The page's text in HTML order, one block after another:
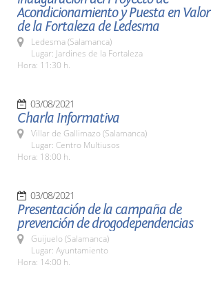
Acondicionamiento y Puesta en Valor
de la Fortaleza de Ledesma
Ledesma (Salamanca)
Lugar: Jardines de la Fortaleza
Hora: 11:30 h.
03/08/2021
Charla Informativa
Villar de Gallimazo (Salamanca)
Lugar: Centro Multiusos
Hora: 18:00 h.
03/08/2021
Presentación de la campaña de
prevención de drogodependencias
Guijuelo (Salamanca)
Lugar: Ayuntamiento
Hora: 14:00 h.